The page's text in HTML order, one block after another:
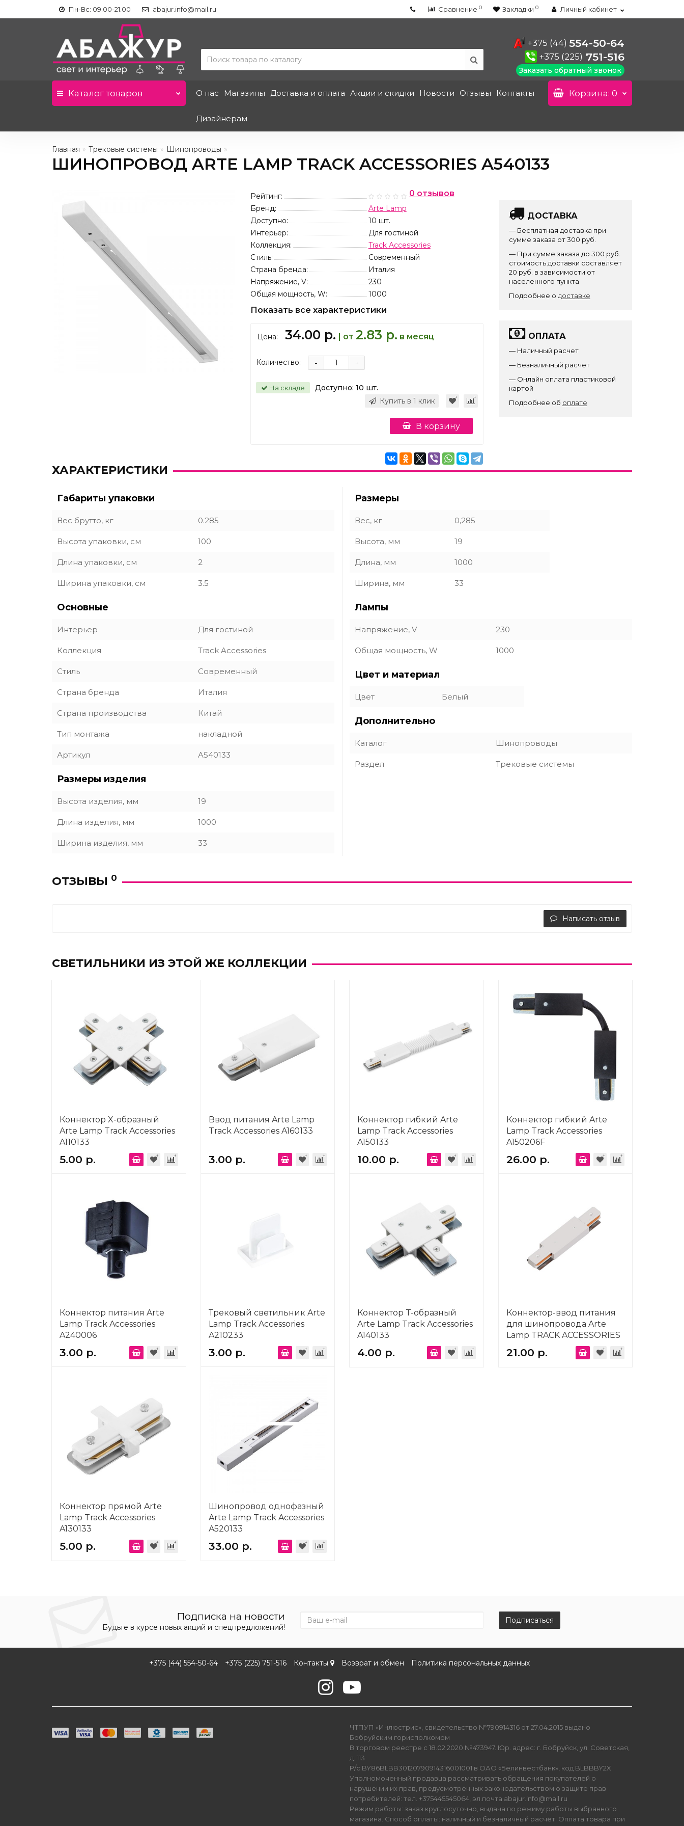
Пн-Вс: 09.00-21.00 abajur.info@mail.ru Сравнение 0 Закладки 0 Личный кабинет
+375 (44) 554-50-64
+375 (225) 751-516
Заказать обратный звонок
Каталогтоваров О нас Магазины Доставка и оплата Акции и скидки Новости Отзывы Контакты
Дизайнерам
Корзина: 0
Главная Трековые системы Шинопроводы
ШИНОПРОВОД ARTE LAMP TRACK ACCESSORIES A540133
Рейтинг: 0 отзывов
Бренд:
Arte Lamp
Доступно:
10 шт.
Интерьер:
Для гостиной
Коллекция:
Track Accessories
Стиль:
Современный
Страна бренда:
Италия
Напряжение, V:
230
Общая мощность, W:
1000
Показать все характеристики
Цена: 34.00 р. | от 2.83 р. в месяц
Количество: +
-
На складе Доступно: 10 шт.
Купить в 1 клик
В корзину
ДОСТАВКА
— Бесплатная доставка при
сумме заказа от 300 руб.
— При сумме заказа до 300 руб.
стоимость доставки составляет
20 руб. в зависимости от
населенного пункта
Подробнее о доставке
ОПЛАТА
— Наличный расчет
— Безналичный расчет
— Онлайн оплата пластиковой
картой
Подробнее об оплате
ХАРАКТЕРИСТИКИ
Габариты упаковки
Вес брутто, кг 0.285
Высота упаковки, см 100
Длина упаковки, см 2
Ширина упаковки, см 3.5
Основные
Интерьер Для гостиной
Коллекция Track Accessories
Стиль Современный
Страна бренда Италия
Страна производства Китай
Тип монтажа накладной
Артикул A540133
Размеры изделия
Высота изделия, мм 19
Длина изделия, мм 1000
Ширина изделия, мм 33
Размеры
Вес, кг 0,285
Высота, мм 19
Длина, мм 1000
Ширина, мм 33
Лампы
Напряжение, V 230
Общая мощность, W 1000
Цвет и материал
Цвет Белый
Дополнительно
Каталог Шинопроводы
Раздел Трековые системы
ОТЗЫВЫ 0
Написать отзыв
СВЕТИЛЬНИКИ ИЗ ЭТОЙ ЖЕ КОЛЛЕКЦИИ
Коннектор X-образный
Arte Lamp Track Accessories
A110133
5.00 р.
Ввод питания Arte Lamp
Track Accessories A160133
3.00 р.
Коннектор гибкий Arte
Lamp Track Accessories
A150133
10.00 р.
Коннектор гибкий Arte
Lamp Track Accessories
A150206F
26.00 р.
Коннектор питания Arte
Lamp Track Accessories
A240006
3.00 р.
Трековый светильник Arte
Lamp Track Accessories
A210233
3.00 р.
Коннектор T-образный
Arte Lamp Track Accessories
A140133
4.00 р.
Коннектор-ввод питания
для шинопровода Arte
Lamp TRACK ACCESSORIES
21.00 р.
Коннектор прямой Arte
Lamp Track Accessories
A130133
5.00 р.
Шинопровод однофазный
Arte Lamp Track Accessories
A520133
33.00 р.
Подписка на новости
Будьте в курсе новых акций и спецпредложений!
Подписаться
+375 (44) 554-50-64 +375 (225) 751-516 Контакты Возврат и обмен Политика персональных данных
ЧТПУП «Инлюстрис», свидетельство №790914316 от 27.04.2015 выдано
Бобруйским горисполкомом
В торговом реестре с 18.02.2020 №473947. Юр. адрес: г. Бобруйск, ул. Советская,
д. 113
Р/с BY86BLBB30120790914316001001 в ОАО «Белинвестбанк», код BLBBBY2X
Уполномоченный продавца рассматривать обращения покупателей о
нарушении их прав, предусмотренных законодательством о защите прав
потребителей: тел. +375445545064, эл.почта abajur.info@mail.ru
Режим работы: заказ круглосуточно, выдача по режиму работы выбранного
магазина. Способ оплаты: наличный и безналичный расчёт. Оплата товара при